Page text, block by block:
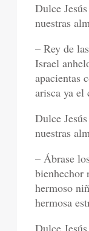
Dulce
nuestras
– Rey de
Israel
apacientas
arisca ya el
Dulce
nuestras
– Ábrase
bienhechor
hermoso
hermosa
Dulce